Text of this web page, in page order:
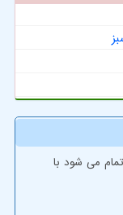
می شود با